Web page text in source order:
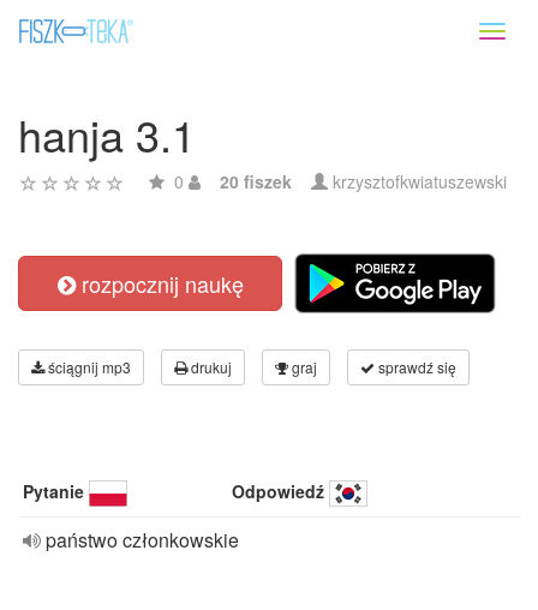
hanja 3.1
0 20 fiszek krzysztofkwiatuszewski
rozpocznij naukę
ściągnij mp3 drukuj graj sprawdź się
Pytanie Odpowiedź
państwo członkowskie